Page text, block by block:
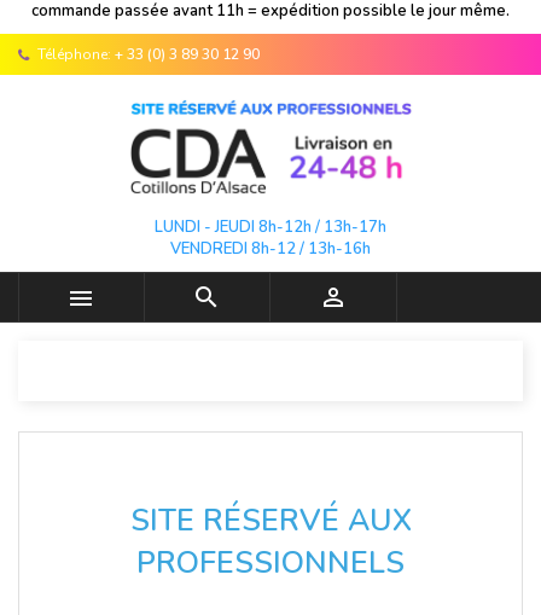
commande passée avant 11h = expédition possible le jour même.
Téléphone: + 33 (0) 3 89 30 12 90
LUNDI - JEUDI 8h-12h / 13h-17h
VENDREDI 8h-12 / 13h-16h
  
SITE RÉSERVÉ AUX
PROFESSIONNELS